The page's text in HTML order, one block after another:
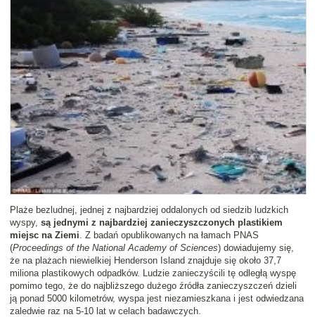
Plaże bezludnej, jednej z najbardziej oddalonych od siedzib ludzkich
wyspy, są jednymi z najbardziej zanieczyszczonych plastikiem
miejsc na Ziemi. Z badań opublikowanych na łamach PNAS
(Proceedings of the National Academy of Sciences) dowiadujemy się,
że na plażach niewielkiej Henderson Island znajduje się około 37,7
miliona plastikowych odpadków. Ludzie zanieczyścili tę odległą wyspę
pomimo tego, że do najbliższego dużego źródła zanieczyszczeń dzieli
ją ponad 5000 kilometrów, wyspa jest niezamieszkana i jest odwiedzana
zaledwie raz na 5-10 lat w celach badawczych.